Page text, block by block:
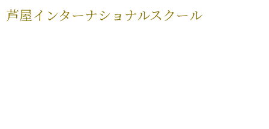
芦屋インターナショナルスクール